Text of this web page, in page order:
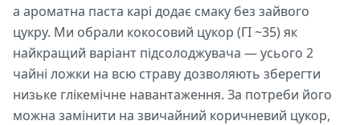
а ароматна паста карі додає смаку без зайвого
цукру. Ми обрали кокосовий цукор (ГІ ~35) як
найкращий варіант підсолоджувача — усього 2
чайні ложки на всю страву дозволяють зберегти
низьке глікемічне навантаження. За потреби його
можна замінити на звичайний коричневий цукор,